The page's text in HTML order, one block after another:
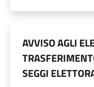
AVVISO AGLI
SEGGI